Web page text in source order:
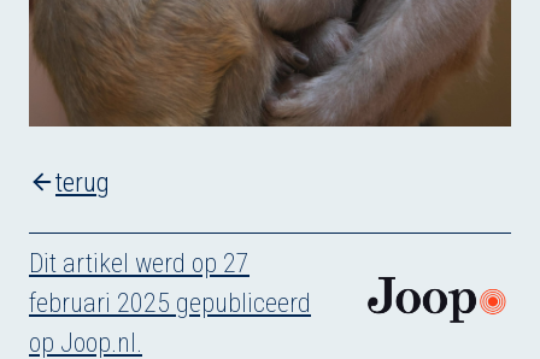
terug
Dit artikel werd op 27
februari 2025 gepubliceerd
op Joop.nl.